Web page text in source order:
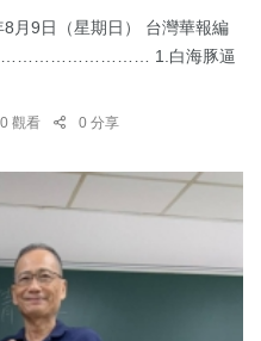
8月9日（星期日） 台灣華報編
1.白海豚逼
觀看 0 分享